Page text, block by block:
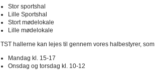
Stor sportshal
Lille Sportshal
Stort mødelokale
Lille mødelokale
TST hallerne kan lejes til gennem vores halbestyrer, som
Mandag kl. 15-17
Onsdag og torsdag kl. 10-12